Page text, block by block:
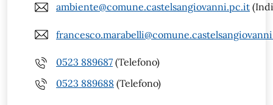
ambiente@comune.castelsangiovanni.pc.it
0523 889687 (Telefono)
0523 889688 (Telefono)